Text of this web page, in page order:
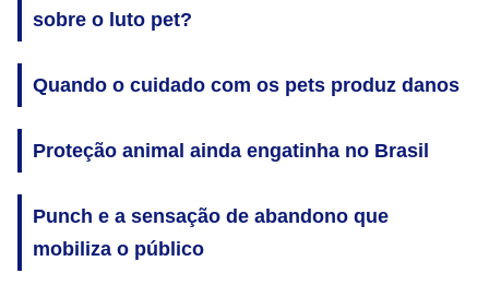
sobre o luto pet?
Quando o cuidado com os pets produz danos
Proteção animal ainda engatinha no Brasil
Punch e a sensação de abandono que
mobiliza o público